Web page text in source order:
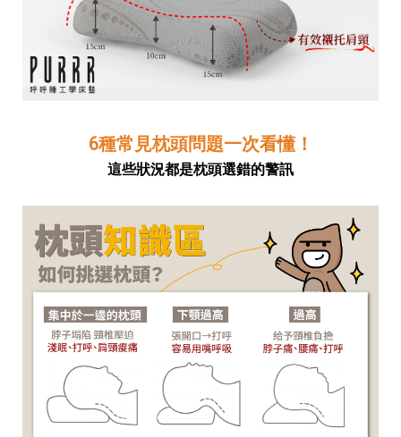
6種常見枕頭問題一次看懂！
這些狀況都是枕頭選錯的警訊